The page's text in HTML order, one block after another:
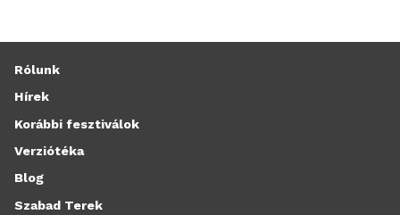
Rólunk
Hírek
Korábbi fesztiválok
Verziótéka
Blog
Szabad Terek